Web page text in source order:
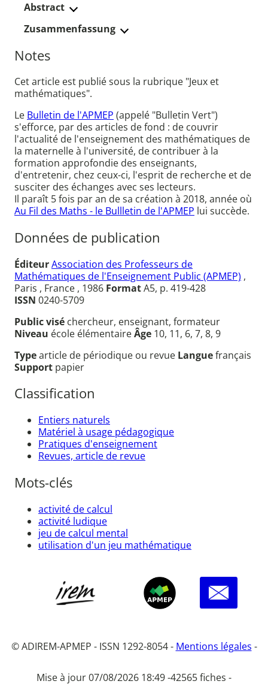
Abstract
Zusammenfassung
Notes
Cet article est publié sous la rubrique "Jeux et
mathématiques".
Le Bulletin de l'APMEP (appelé "Bulletin Vert")
s'efforce, par des articles de fond : de couvrir
l'actualité de l'enseignement des mathématiques de
la maternelle à l'université, de contribuer à la
formation approfondie des enseignants,
d'entretenir, chez ceux-ci, l'esprit de recherche et de
susciter des échanges avec ses lecteurs.
Il paraît 5 fois par an de sa création à 2018, année où
Au Fil des Maths - le Bullletin de l'APMEP lui succède.
Données de publication
ÉditeurAssociation des Professeurs de
Mathématiques de l'Enseignement Public (APMEP) ,
Paris , France , 1986 FormatA5, p. 419-428
ISSN 0240-5709
Public visé chercheur, enseignant, formateur
Niveau école élémentaireÂge 10, 11, 6, 7, 8, 9
Typearticle de périodique ou revue Languefrançais
Support papier
Classification
Entiers naturels
Matériel à usage pédagogique
Pratiques d'enseignement
Revues, article de revue
Mots-clés
activité de calcul
activité ludique
jeu de calcul mental
utilisation d'un jeu mathématique
© ADIREM-APMEP - ISSN 1292-8054 - Mentions légales -
Mise à jour 07/08/2026 18:49 -42565 fiches -